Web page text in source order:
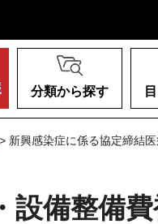
分類から探す
> 新興感染症に係る協定締結
設備整備